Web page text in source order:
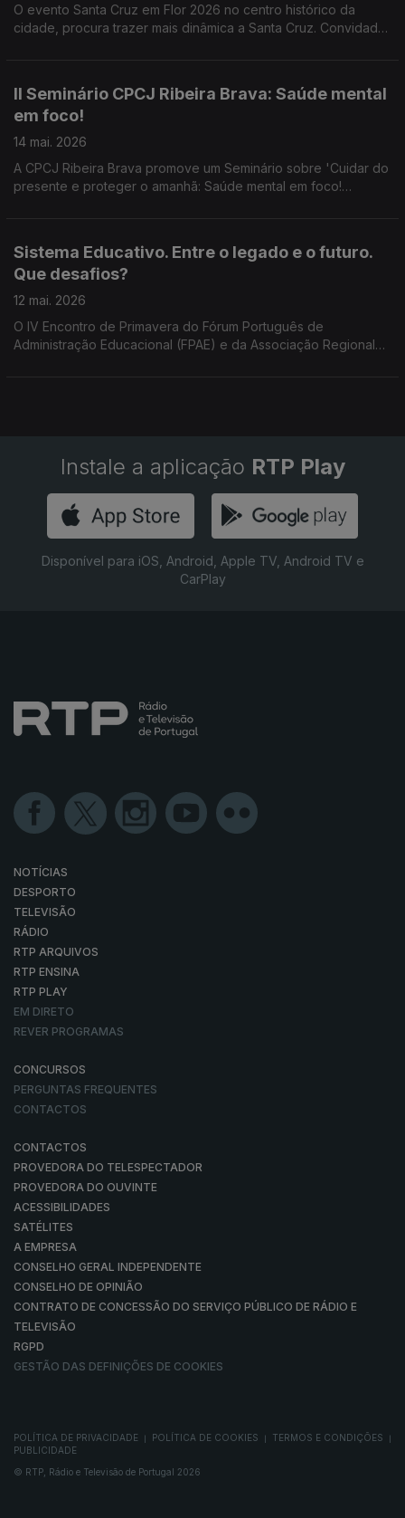
O evento Santa Cruz em Flor 2026 no centro histórico da
cidade, procura trazer mais dinâmica a Santa Cruz. Convidadas
II Seminário CPCJ Ribeira Brava: Saúde mental
em foco!
14 mai. 2026
A CPCJ Ribeira Brava promove um Seminário sobre 'Cuidar do
presente e proteger o amanhã: Saúde mental em foco!
Sistema Educativo. Entre o legado e o futuro.
Que desafios?
12 mai. 2026
O IV Encontro de Primavera do Fórum Português de
Administração Educacional (FPAE) e da Associação Regional
Instale a aplicação RTP Play
Disponível para iOS, Android, Apple TV, Android TV e
CarPlay
NOTÍCIAS
DESPORTO
TELEVISÃO
RÁDIO
RTP ARQUIVOS
RTP ENSINA
RTP PLAY
EM DIRETO
REVER PROGRAMAS
CONCURSOS
PERGUNTAS FREQUENTES
CONTACTOS
CONTACTOS
PROVEDORA DO TELESPECTADOR
PROVEDORA DO OUVINTE
ACESSIBILIDADES
SATÉLITES
A EMPRESA
CONSELHO GERAL INDEPENDENTE
CONSELHO DE OPINIÃO
CONTRATO DE CONCESSÃO DO SERVIÇO PÚBLICO DE RÁDIO E
TELEVISÃO
RGPD
GESTÃO DAS DEFINIÇÕES DE COOKIES
POLÍTICA DE PRIVACIDADE POLÍTICA DE COOKIES TERMOS E CONDIÇÕES
PUBLICIDADE
© RTP, Rádio e Televisão de Portugal 2026